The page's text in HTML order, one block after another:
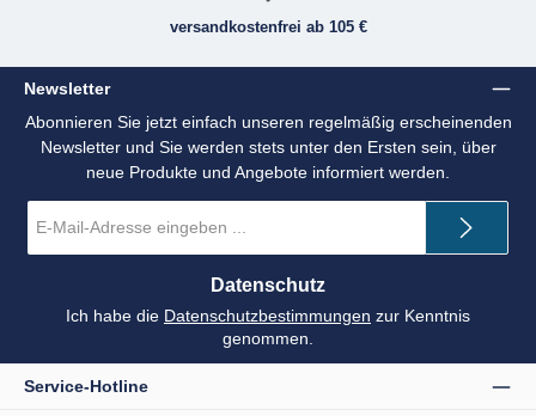
versandkostenfrei ab 105 €
Newsletter
Abonnieren Sie jetzt einfach unseren regelmäßig erscheinenden
Newsletter und Sie werden stets unter den Ersten sein, über
neue Produkte und Angebote informiert werden.
Mail-
*
Datenschutz
Ich habe die Datenschutzbestimmungen zur Kenntnis
genommen.
Service-Hotline